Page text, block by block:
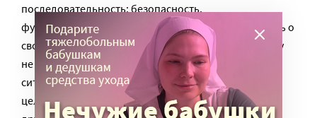
последовательность: безопасность,
функциональность, эстетика. И всегда надо помнить о
своих приоритетах. Действительно ли нашему храму
не хватает суперкрасивого подсвечника (а такая
ситуация может быть, если мы в представительских
целях строим очень красивый храм), или важнее